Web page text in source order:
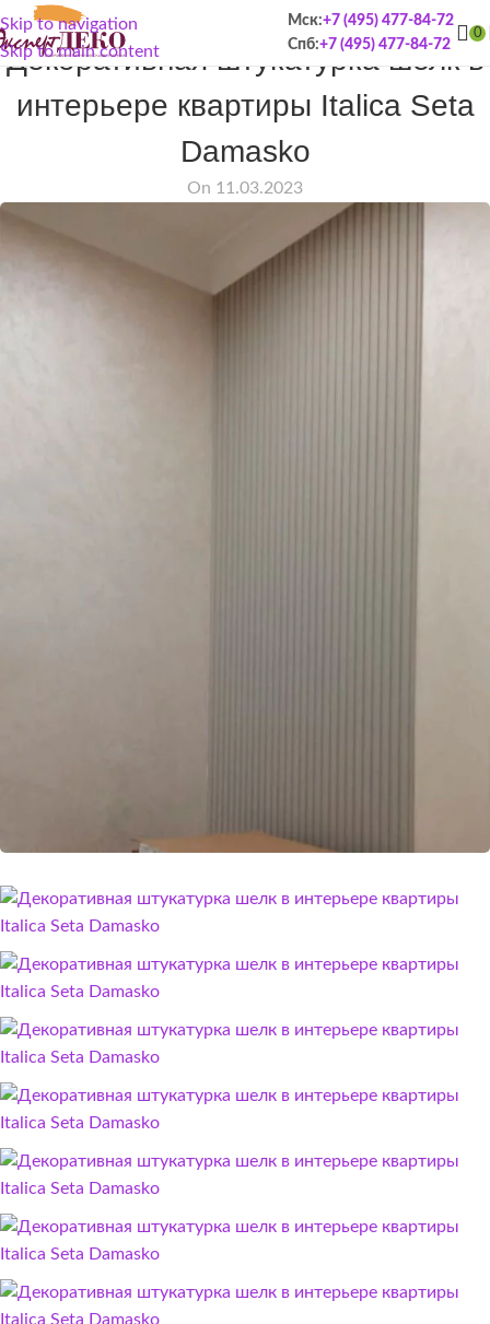
Skip to navigation
Skip to main content
Мск:+7 (495) 477-84-72
Спб:+7 (495) 477-84-72
0
ПОРТФОЛИО
Декоративная штукатурка шелк в
интерьере квартиры Italica Seta
Damasko
On 11.03.2023